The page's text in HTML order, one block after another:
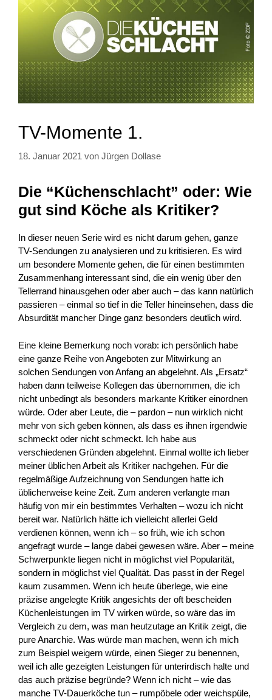
TV-Momente 1.
18. Januar 2021 von Jürgen Dollase
Die “Küchenschlacht” oder: Wie
gut sind Köche als Kritiker?
In dieser neuen Serie wird es nicht darum gehen, ganze
TV-Sendungen zu analysieren und zu kritisieren. Es wird
um besondere Momente gehen, die für einen bestimmten
Zusammenhang interessant sind, die ein wenig über den
Tellerrand hinausgehen oder aber auch – das kann natürlich
passieren – einmal so tief in die Teller hineinsehen, dass die
Absurdität mancher Dinge ganz besonders deutlich wird.
Eine kleine Bemerkung noch vorab: ich persönlich habe
eine ganze Reihe von Angeboten zur Mitwirkung an
solchen Sendungen von Anfang an abgelehnt. Als „Ersatz“
haben dann teilweise Kollegen das übernommen, die ich
nicht unbedingt als besonders markante Kritiker einordnen
würde. Oder aber Leute, die – pardon – nun wirklich nicht
mehr von sich geben können, als dass es ihnen irgendwie
schmeckt oder nicht schmeckt. Ich habe aus
verschiedenen Gründen abgelehnt. Einmal wollte ich lieber
meiner üblichen Arbeit als Kritiker nachgehen. Für die
regelmäßige Aufzeichnung von Sendungen hatte ich
üblicherweise keine Zeit. Zum anderen verlangte man
häufig von mir ein bestimmtes Verhalten – wozu ich nicht
bereit war. Natürlich hätte ich vielleicht allerlei Geld
verdienen können, wenn ich – so früh, wie ich schon
angefragt wurde – lange dabei gewesen wäre. Aber – meine
Schwerpunkte liegen nicht in möglichst viel Popularität,
sondern in möglichst viel Qualität. Das passt in der Regel
kaum zusammen. Wenn ich heute überlege, wie eine
präzise angelegte Kritik angesichts der oft bescheiden
Küchenleistungen im TV wirken würde, so wäre das im
Vergleich zu dem, was man heutzutage an Kritik zeigt, die
pure Anarchie. Was würde man machen, wenn ich mich
zum Beispiel weigern würde, einen Sieger zu benennen,
weil ich alle gezeigten Leistungen für unterirdisch halte und
das auch präzise begründe? Wenn ich nicht – wie das
manche TV-Dauerköche tun – rumpöbele oder weichspüle,